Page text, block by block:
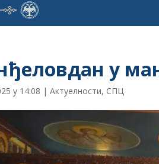
у
у 14:08 |Актуелности, СПЦ